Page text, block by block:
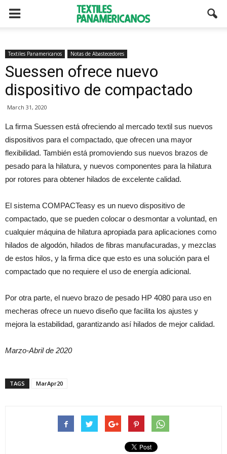
Textiles Panamericanos Notas de Abastecedores
Suessen ofrece nuevo
dispositivo de compactado
March 31, 2020
La firma Suessen está ofreciendo al mercado textil sus nuevos
dispositivos para el compactado, que ofrecen una mayor
flexibilidad. También está promoviendo sus nuevos brazos de
pesado para la hilatura, y nuevos componentes para la hilatura
por rotores para obtener hilados de excelente calidad.
El sistema COMPACTeasy es un nuevo dispositivo de
compactado, que se pueden colocar o desmontar a voluntad, en
cualquier máquina de hilatura apropiada para aplicaciones como
hilados de algodón, hilados de fibras manufacuradas, y mezclas
de estos hilos, y la firma dice que esto es una solución para el
compactado que no requiere el uso de energía adicional.
Por otra parte, el nuevo brazo de pesado HP 4080 para uso en
mecheras ofrece un nuevo diseño que facilita los ajustes y
mejora la estabilidad, garantizando así hilados de mejor calidad.
Marzo-Abril de 2020
TAGS MarApr20